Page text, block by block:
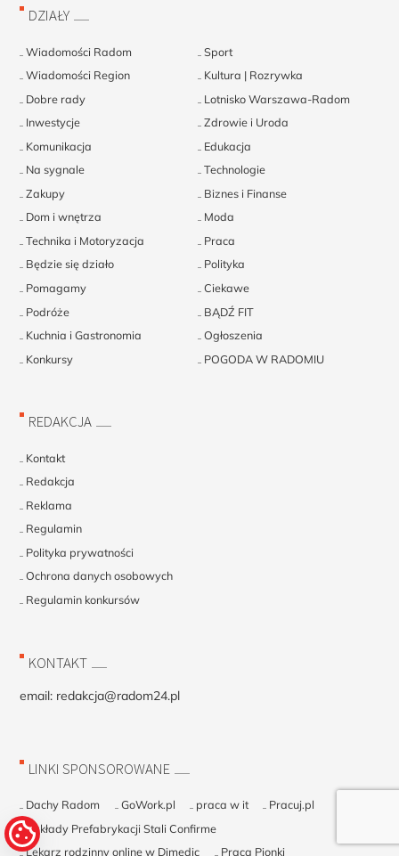
DZIAŁY
Wiadomości Radom
Sport
Wiadomości Region
Kultura | Rozrywka
Dobre rady
Lotnisko Warszawa-Radom
Inwestycje
Zdrowie i Uroda
Komunikacja
Edukacja
Na sygnale
Technologie
Zakupy
Biznes i Finanse
Dom i wnętrza
Moda
Technika i Motoryzacja
Praca
Będzie się działo
Polityka
Pomagamy
Ciekawe
Podróże
BĄDŹ FIT
Kuchnia i Gastronomia
Ogłoszenia
Konkursy
POGODA W RADOMIU
REDAKCJA
Kontakt
Redakcja
Reklama
Regulamin
Polityka prywatności
Ochrona danych osobowych
Regulamin konkursów
KONTAKT
email: redakcja@radom24.pl
LINKI SPONSOROWANE
Dachy Radom GoWork.pl praca w it
Pracuj.pl
Zakłady Prefabrykacji Stali Confirme
Lekarz rodzinny online w Dimedic
Praca Pionki